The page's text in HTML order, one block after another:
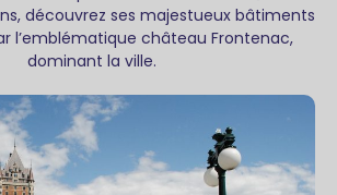
découvrez ses majestueux bâtiments
l’emblématique château Frontenac,
dominant la ville.